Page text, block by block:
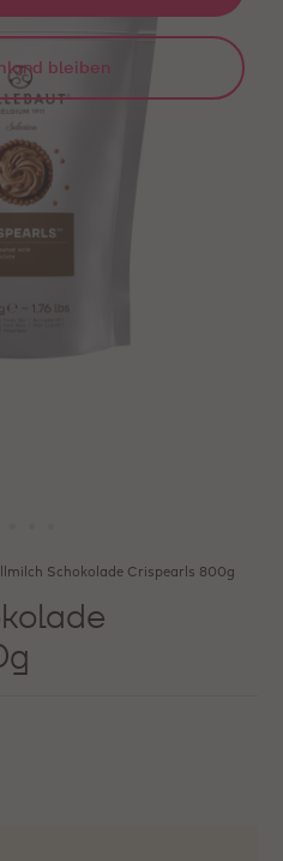
Schokolade Crispearls 800g
bleiben